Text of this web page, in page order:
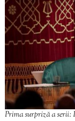
Prima surpriză a